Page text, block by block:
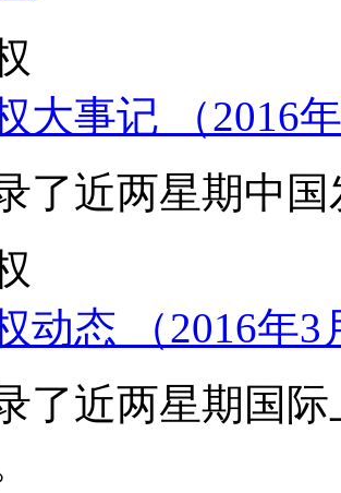
大事记 （2016
了近两星期中
动态 （2016年
了近两星期国